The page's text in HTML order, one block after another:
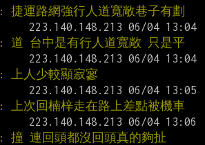
: 捷運路網強行人道寬敞巷子有劃
: 道 台中是有行人道寬敞 只是平
: 上人少較顯寂寥
: 上次回楠梓走在路上差點被機車
: 撞 連回頭都沒回頭真的夠扯